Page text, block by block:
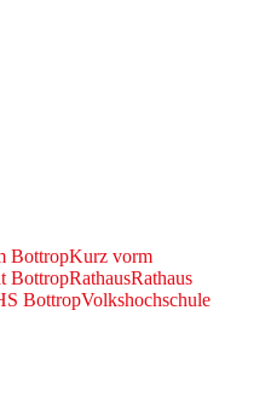
BottropKurz vorm
BottropRathausRathaus
BottropVolkshochschule